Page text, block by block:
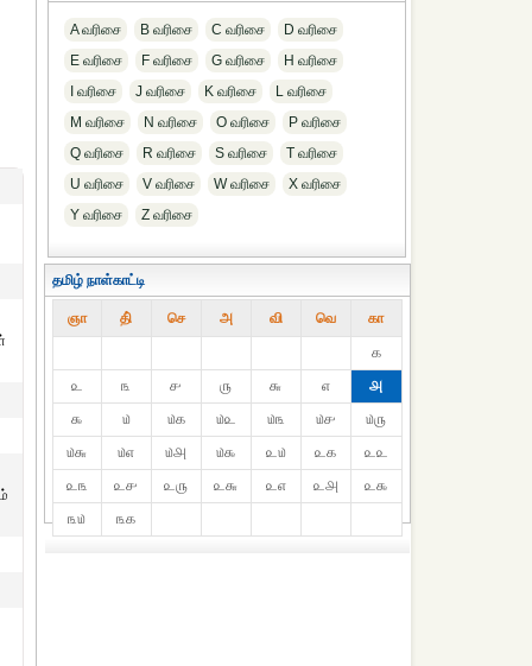
A வரிசை B வரிசை C வரிசை
D வரிசை
E வரிசை
F வரிசை G வரிசை
H வரிசை
I வரிசை
J வரிசை K வரிசை
L வரிசை
M வரிசை
N வரிசை O வரிசை
P வரிசை
Q வரிசை
R வரிசை S வரிசை
T வரிசை
U வரிசை
V வரிசை W வரிசை
X வரிசை
Y வரிசை
Z வரிசை
தமிழ் நாள்காட்டி
ஞா தி் செ அ வி வெ கா
௧
௨
௩ ௪ ௫ ௬ ௭
௮
௯
௰ ௰௧ ௰௨ ௰௩ ௰௪
௰௫
௰௬
௰௭ ௰௮ ௰௯ ௨௰ ௨௧
௨௨
௨௩
௨௪ ௨௫ ௨௬ ௨௭ ௨௮
௨௯
௩௰
௩௧